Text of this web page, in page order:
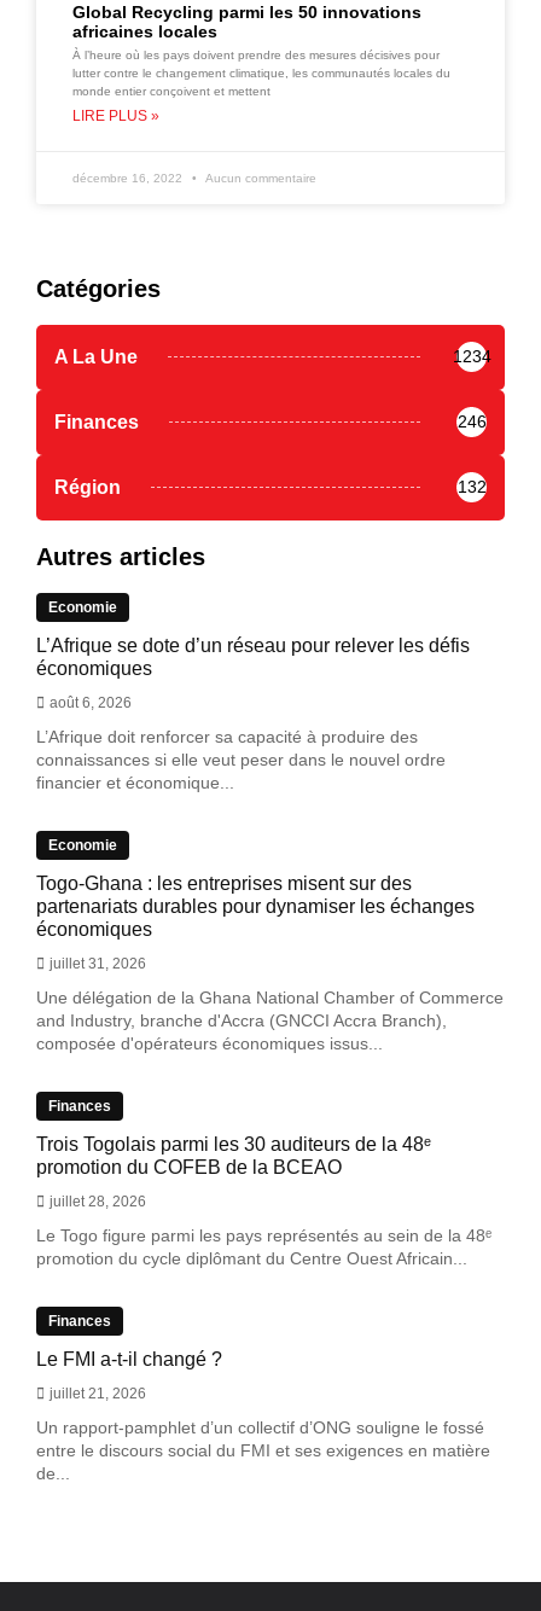
Global Recycling parmi les 50 innovations
africaines locales
À l’heure où les pays doivent prendre des mesures décisives pour
lutter contre le changement climatique, les communautés locales du
monde entier conçoivent et mettent
LIRE PLUS »
décembre 16, 2022 Aucun commentaire
Catégories
A La Une 1234
Finances 246
Région 132
Autres articles
Economie
L’Afrique se dote d’un réseau pour relever les défis
économiques
août 6, 2026
L’Afrique doit renforcer sa capacité à produire des
connaissances si elle veut peser dans le nouvel ordre
financier et économique...
Economie
Togo-Ghana : les entreprises misent sur des
partenariats durables pour dynamiser les échanges
économiques
juillet 31, 2026
Une délégation de la Ghana National Chamber of Commerce
and Industry, branche d'Accra (GNCCI Accra Branch),
composée d'opérateurs économiques issus...
Finances
Trois Togolais parmi les 30 auditeurs de la 48ᵉ
promotion du COFEB de la BCEAO
juillet 28, 2026
Le Togo figure parmi les pays représentés au sein de la 48ᵉ
promotion du cycle diplômant du Centre Ouest Africain...
Finances
Le FMI a-t-il changé ?
juillet 21, 2026
Un rapport-pamphlet d’un collectif d’ONG souligne le fossé
entre le discours social du FMI et ses exigences en matière
de...